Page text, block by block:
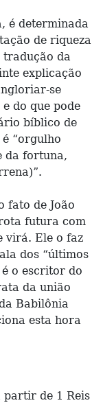
é determinada
de riqueza
tradução da
explicação
se
do que pode
bíblico de
“orgulho
da fortuna,
fato de João
futura com
virá. Ele o faz
dos “últimos
é o escritor do
da união
Babilônia
esta hora
partir de 1 Reis